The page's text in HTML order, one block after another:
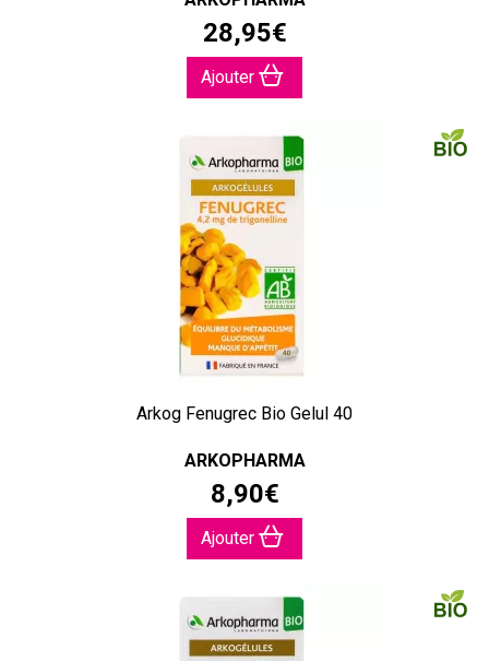
28,95€
Ajouter
Arkog Fenugrec Bio Gelul 40
ARKOPHARMA
8,90€
Ajouter